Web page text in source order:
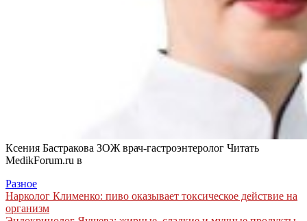
Ксения Бастракова ЗОЖ врач-гастроэнтеролог Читать
MedikForum.ru в
Разное
Навигация
по
Нарколог Клименко: пиво оказывает токсическое действие на
организм